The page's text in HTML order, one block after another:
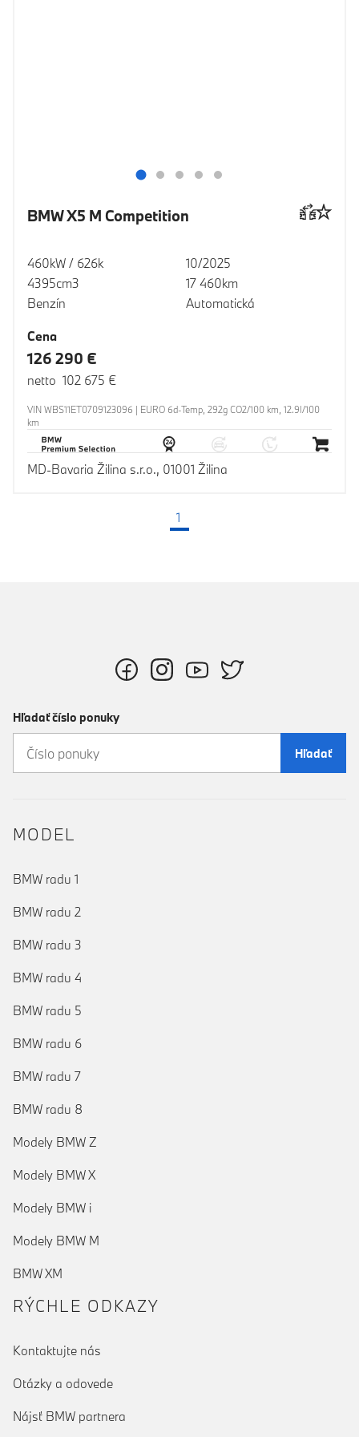
BMW X5 M Competition
460kW / 626k
4395cm3
Benzín
10/2025
17 460km
Automatická
Cena
126 290 €
netto 102 675 €
VIN WBS11ET0709123096 | EURO 6d-Temp, 292g CO2/100 km, 12.9l/100
km
MD-Bavaria Žilina s.r.o., 01001 Žilina
1
Hľadať číslo ponuky
Hľadať
MODEL
BMW radu 1
BMW radu 2
BMW radu 3
BMW radu 4
BMW radu 5
BMW radu 6
BMW radu 7
BMW radu 8
Modely BMW Z
Modely BMW X
Modely BMW i
Modely BMW M
BMW XM
RÝCHLE ODKAZY
Kontaktujte nás
Otázky a odovede
Nájsť BMW partnera